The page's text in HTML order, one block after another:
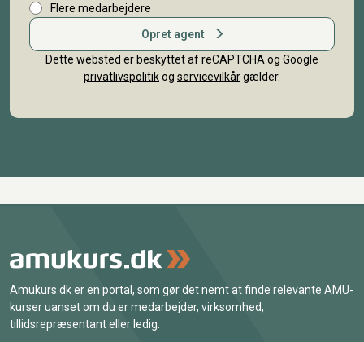
Flere medarbejdere
Opret agent
Dette websted er beskyttet af reCAPTCHA og Google
privatlivspolitikog servicevilkårgælder.
Amukurs.dk er en portal, som gør det nemt at finde relevante AMU-
kurser uanset om du er medarbejder, virksomhed,
tillidsrepræsentant eller ledig.